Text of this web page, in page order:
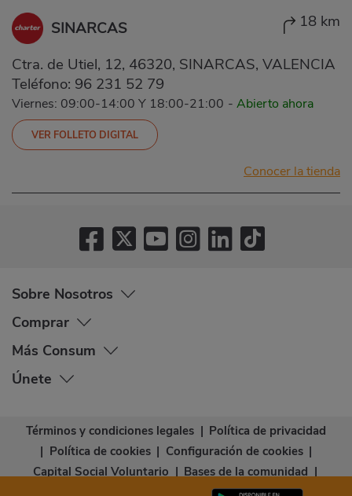
SINARCAS 18 km
Ctra. de Utiel, 12, 46320, SINARCAS, VALENCIA
Teléfono: 96 231 52 79
Viernes: 09:00-14:00 Y 18:00-21:00 - Abierto ahora
VER FOLLETO DIGITAL
Conocer la tienda
Sobre Nosotros
Comprar
Más Consum
Únete
Términos y condiciones legales | Política de privacidad
| Política de cookies | Configuración de cookies |
Capital Social Voluntario | Bases de la comunidad |
Declaración de accesibilidad